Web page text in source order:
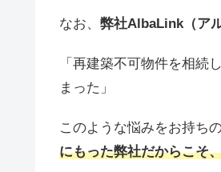
なお、 弊社AlbaLink（ア
「再建築不可物件を相続
まった」
このような悩みをお持ち
にもった弊社だからこそ